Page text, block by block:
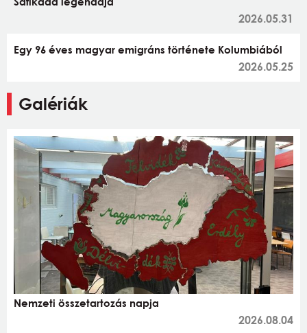
2026.05.31
Egy 96 éves magyar emigráns története Kolumbiából
2026.05.25
Galériák
Nemzeti összetartozás napja
2026.08.04